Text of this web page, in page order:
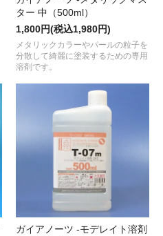
ター 中（500ml）
1,800円(税込1,980円)
メタリックカラーやパールの粒子を
分散して綺麗に塗装するための専用
溶剤です。
ガイアノーツ -モデレイト溶剤